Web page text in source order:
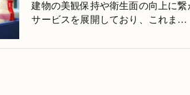
建物の美観保持や衛生面の向上に
サービスを展開しており、これま…